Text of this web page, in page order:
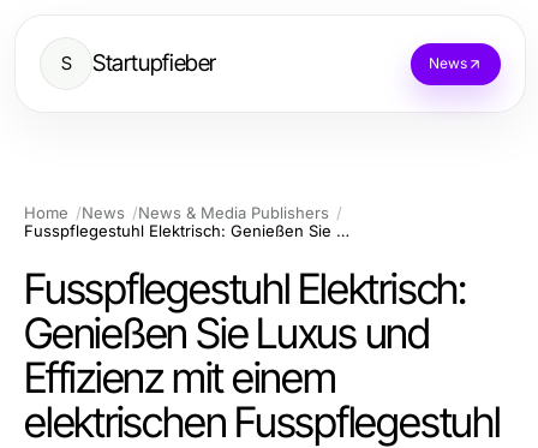
S Startupfieber News
Home News
News & Media Publishers
Fusspflegestuhl Elektrisch: Genießen Sie Luxus und Effizienz mit einem elektrischen Fusspflegestuhl
Fusspflegestuhl Elektrisch:
Genießen Sie Luxus und
Effizienz mit einem
elektrischen Fusspflegestuhl